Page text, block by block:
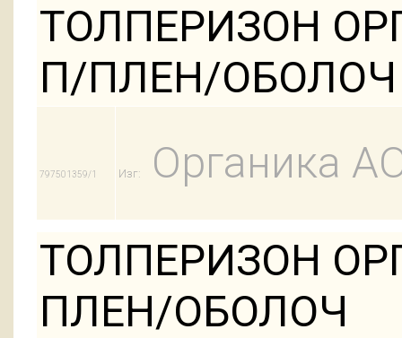
ТОЛПЕРИЗОН
П/ПЛЕН/ОБОЛОЧ
797501359/1 Изг:
Органика
ТОЛПЕРИЗОН
ПЛЕН/ОБОЛОЧ